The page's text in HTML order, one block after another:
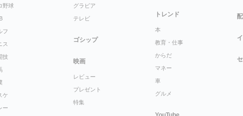
野球
フ
ス
技
ケ
ー
グラビア
テレビ
ゴシップ
映画
レビュー
プレゼント
特集
トレンド
本
教育・仕事
からだ
マネー
車
グルメ